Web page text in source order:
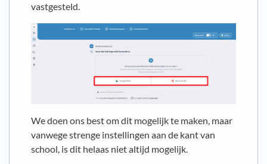
vastgesteld.
We doen ons best om dit mogelijk te maken, maar
vanwege strenge instellingen aan de kant van
school, is dit helaas niet altijd mogelijk.